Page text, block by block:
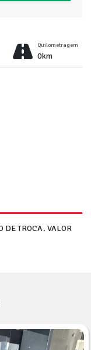
Quilometragem
0km
DE TROCA. VALOR